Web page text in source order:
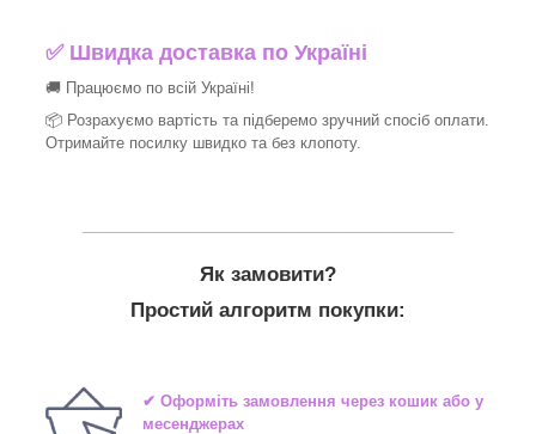
✅ Швидка доставка по Україні
🚚 Працюємо по всій Україні!
📦 Розрахуємо вартість та підберемо зручний спосіб оплати.
Отримайте посилку швидко та без клопоту.
Як замовити?
Простий алгоритм покупки:
✔ Оформіть замовлення через кошик або у
месенджерах